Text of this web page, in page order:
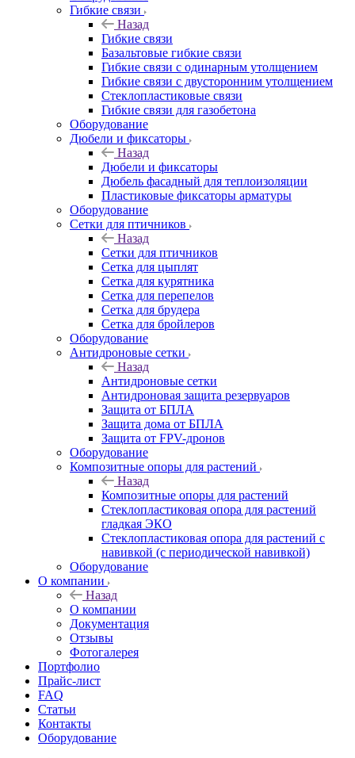
Гибкие связи
Назад
Гибкие связи
Базальтовые гибкие связи
Гибкие связи с одинарным утолщением
Гибкие связи с двусторонним утолщением
Стеклопластиковые связи
Гибкие связи для газобетона
Оборудование
Дюбели и фиксаторы
Назад
Дюбели и фиксаторы
Дюбель фасадный для теплоизоляции
Пластиковые фиксаторы арматуры
Оборудование
Сетки для птичников
Назад
Сетки для птичников
Сетка для цыплят
Сетка для курятника
Сетка для перепелов
Сетка для брудера
Сетка для бройлеров
Оборудование
Антидроновые сетки
Назад
Антидроновые сетки
Антидроновая защита резервуаров
Защита от БПЛА
Защита дома от БПЛА
Защита от FPV-дронов
Оборудование
Композитные опоры для растений
Назад
Композитные опоры для растений
Стеклопластиковая опора для растений
гладкая ЭКО
Стеклопластиковая опора для растений с
навивкой (с периодической навивкой)
Оборудование
О компании
Назад
О компании
Документация
Отзывы
Фотогалерея
Портфолио
Прайс-лист
FAQ
Статьи
Контакты
Оборудование